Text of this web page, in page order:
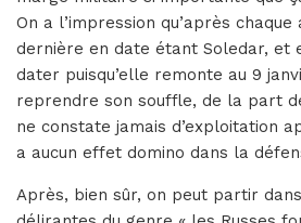
On a l’impression qu’après
dernière en date étant Soledar, et
dater puisqu’elle remonte au 9
reprendre son souffle, de la part
ne constate jamais d’exploitation
a aucun effet domino dans la
Après, bien sûr, on peut partir